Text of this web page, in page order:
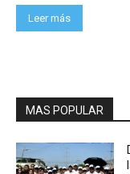
Leer más
MAS POPULAR